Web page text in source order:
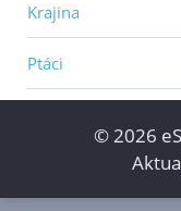
Krajina
Ptáci
© 2026